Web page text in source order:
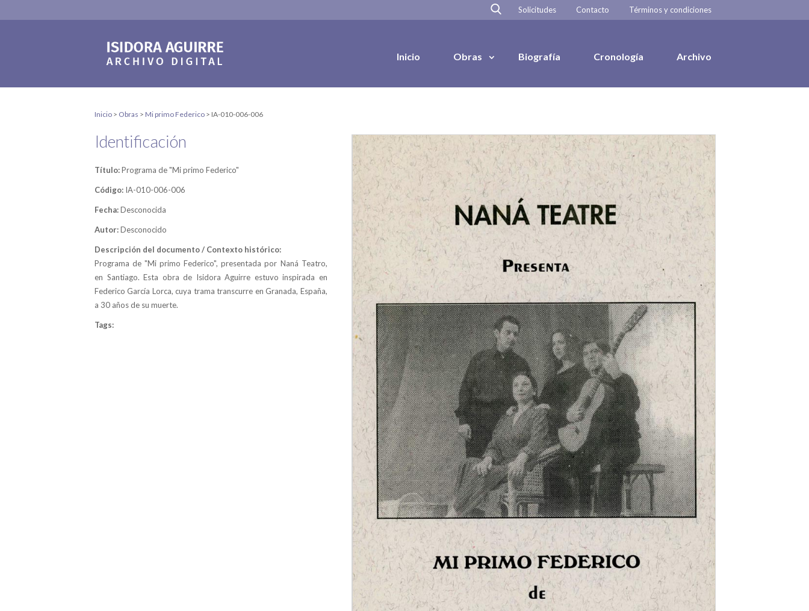
Solicitudes Contacto Términos y condiciones
Inicio Obras Biografía Cronología Archivo
Inicio > Obras > Mi primo Federico > IA-010-006-006
Identificación
Título:Programa de "Mi primo Federico"
Código: IA-010-006-006
Fecha:Desconocida
Autor:Desconocido
Descripción del documento / Contexto histórico:
Programa de "Mi primo Federico", presentada por Naná Teatro,
en Santiago. Esta obra de Isidora Aguirre estuvo inspirada en
Federico García Lorca, cuya trama transcurre en Granada, España,
a 30 años de su muerte.
Tags: